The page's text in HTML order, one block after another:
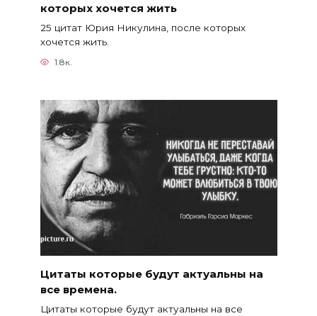
которых хочется жить
25 цитат Юрия Никулина, после которых
хочется жить.
1.8к.
Цитаты которые будут актуальны на
все времена.
Цитаты которые будут актуальны на все